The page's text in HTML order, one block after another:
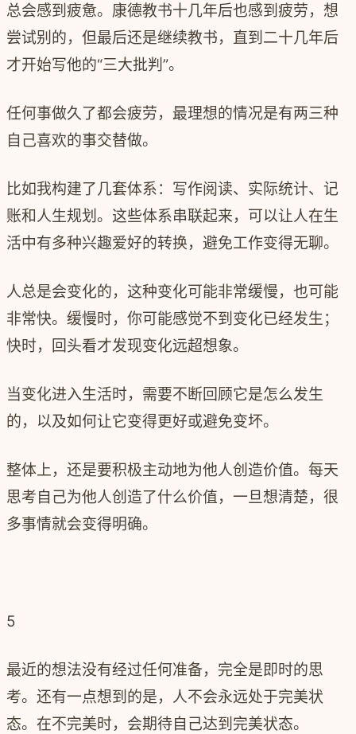
总会感到疲惫。康德教书十几年后也感到疲劳，想
尝试别的，但最后还是继续教书，直到二十几年后
才开始写他的“三大批判”。
任何事做久了都会疲劳，最理想的情况是有两三种
自己喜欢的事交替做。
比如我构建了几套体系：写作阅读、实际统计、记
账和人生规划。这些体系串联起来，可以让人在生
活中有多种兴趣爱好的转换，避免工作变得无聊。
人总是会变化的，这种变化可能非常缓慢，也可能
非常快。缓慢时，你可能感觉不到变化已经发生；
快时，回头看才发现变化远超想象。
当变化进入生活时，需要不断回顾它是怎么发生
的，以及如何让它变得更好或避免变坏。
整体上，还是要积极主动地为他人创造价值。每天
思考自己为他人创造了什么价值，一旦想清楚，很
多事情就会变得明确。
5
最近的想法没有经过任何准备，完全是即时的思
考。还有一点想到的是，人不会永远处于完美状
态。在不完美时，会期待自己达到完美状态。